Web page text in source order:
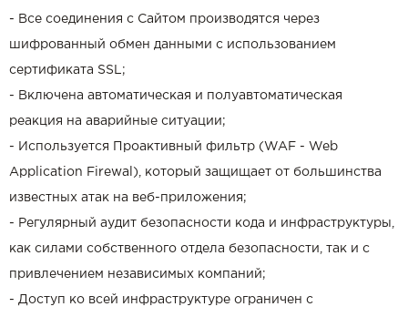
- Все соединения с Сайтом производятся через
шифрованный обмен данными с использованием
сертификата SSL;
- Включена автоматическая и полуавтоматическая
реакция на аварийные ситуации;
- Используется Проактивный фильтр (WAF - Web
Application Firewal), который защищает от большинства
известных атак на веб-приложения;
- Регулярный аудит безопасности кода и инфраструктуры,
как силами собственного отдела безопасности, так и с
привлечением независимых компаний;
- Доступ ко всей инфраструктуре ограничен с